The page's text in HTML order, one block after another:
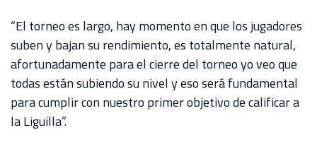
“El torneo es largo, hay momento en que los jugadores
suben y bajan su rendimiento, es totalmente natural,
afortunadamente para el cierre del torneo yo veo que
todas están subiendo su nivel y eso será fundamental
para cumplir con nuestro primer objetivo de calificar a
la Liguilla”.